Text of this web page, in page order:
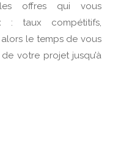
offres qui vous
: taux compétitifs,
le temps de vous
votre projet jusqu’à